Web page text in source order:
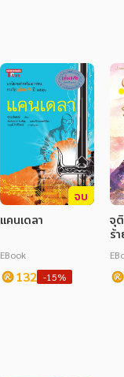
จบ
แคนเดลา
EBook
132 -15%
จุ
ร้